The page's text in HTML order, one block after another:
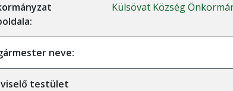
Külsövat Község
neve:
testület